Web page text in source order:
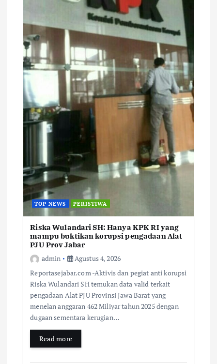
TOP NEWS PERISTIWA
Riska Wulandari SH: Hanya KPK RI yang
mampu buktikan korupsi pengadaan Alat
PJU Prov Jabar
admin
Agustus 4, 2026
Reportasejabar.com -Aktivis dan pegiat anti korupsi
Riska Wulandari SH temukan data valid terkait
pengadaan Alat PJU Provinsi Jawa Barat yang
menelan anggaran 462 Miliyar tahun 2025 dengan
dugaan sementara kerugian…
Read more